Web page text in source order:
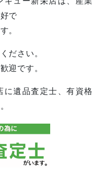
で
。
ださい。
迎です。
に遺品査定士、有資格